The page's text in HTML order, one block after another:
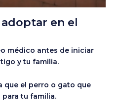
en el
médico antes de iniciar
y tu familia.
que el perro o gato que
para tu familia.